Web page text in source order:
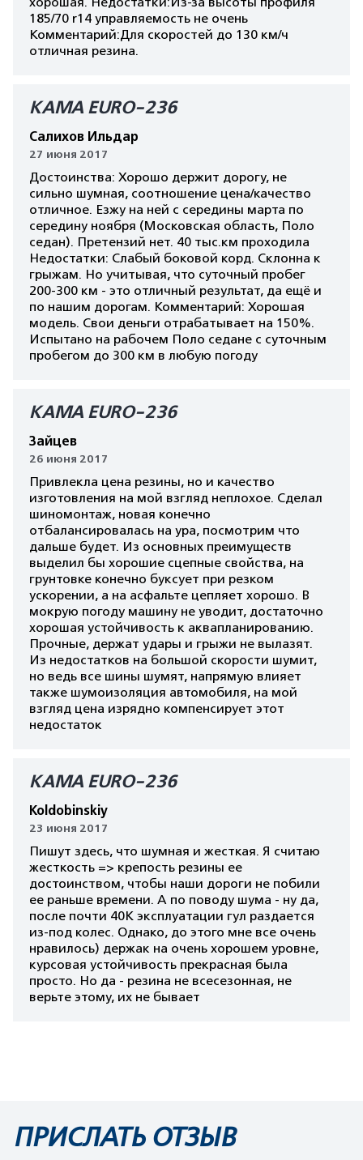
185/70 r14 управляемость не очень
Комментарий:Для скоростей до 130 км/ч
отличная резина.
КАМА EURO-236
Салихов Ильдар
27 июня 2017
Достоинства: Хорошо держит дорогу, не
сильно шумная, соотношение цена/качество
отличное. Езжу на ней с середины марта по
середину ноября (Московская область, Поло
седан). Претензий нет. 40 тыс.км проходила
Недостатки: Слабый боковой корд. Склонна к
грыжам. Но учитывая, что суточный пробег
200-300 км - это отличный результат, да ещё и
по нашим дорогам. Комментарий: Хорошая
модель. Свои деньги отрабатывает на 150%.
Испытано на рабочем Поло седане с суточным
пробегом до 300 км в любую погоду
КАМА EURO-236
Зайцев
26 июня 2017
Привлекла цена резины, но и качество
изготовления на мой взгляд неплохое. Сделал
шиномонтаж, новая конечно
отбалансировалась на ура, посмотрим что
дальше будет. Из основных преимуществ
выделил бы хорошие сцепные свойства, на
грунтовке конечно буксует при резком
ускорении, а на асфальте цепляет хорошо. В
мокрую погоду машину не уводит, достаточно
хорошая устойчивость к аквапланированию.
Прочные, держат удары и грыжи не вылазят.
Из недостатков на большой скорости шумит,
но ведь все шины шумят, напрямую влияет
также шумоизоляция автомобиля, на мой
взгляд цена изрядно компенсирует этот
недостаток
КАМА EURO-236
Koldobinskiy
23 июня 2017
Пишут здесь, что шумная и жесткая. Я считаю
жесткость => крепость резины ее
достоинством, чтобы наши дороги не побили
ее раньше времени. А по поводу шума - ну да,
после почти 40К эксплуатации гул раздается
из-под колес. Однако, до этого мне все очень
нравилось) держак на очень хорошем уровне,
курсовая устойчивость прекрасная была
просто. Но да - резина не всесезонная, не
верьте этому, их не бывает
ПРИСЛАТЬ ОТЗЫВ